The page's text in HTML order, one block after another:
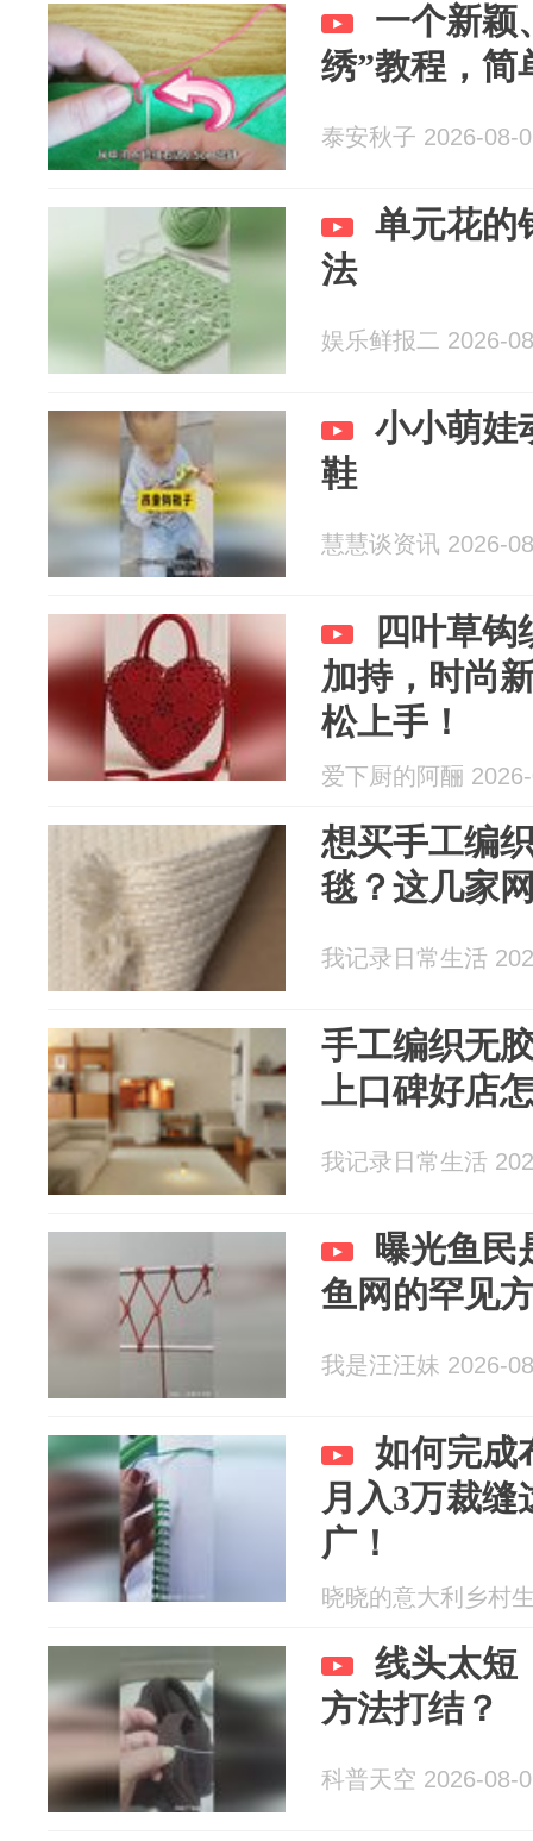
一个新颖
绣”教程，简
泰安秋子 2026-08-
单元花的
法
娱乐鲜报二 2026-
小小萌娃
鞋
慧慧谈资讯 2026-
四叶草
加持，时尚
松上手！
爱下厨的阿酾
想买手工编
毯？这几家
我记录日常生活
手工编织无
上口碑好店
我记录日常生活
曝光鱼民
鱼网的罕见
我是汪汪妹 2026-
如何完成
月入3万裁
广！
晓晓的意大利乡村
线头太短
方法打结？
科普天空 2026-08-